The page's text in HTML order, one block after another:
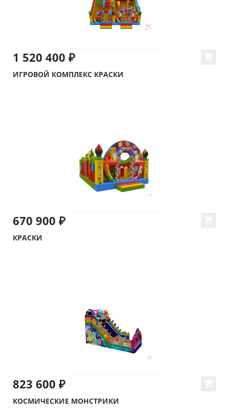
1 520 400 ₽
ИГРОВОЙ КОМПЛЕКС КРАСКИ
670 900 ₽
КРАСКИ
823 600 ₽
КОСМИЧЕСКИЕ МОНСТРИКИ